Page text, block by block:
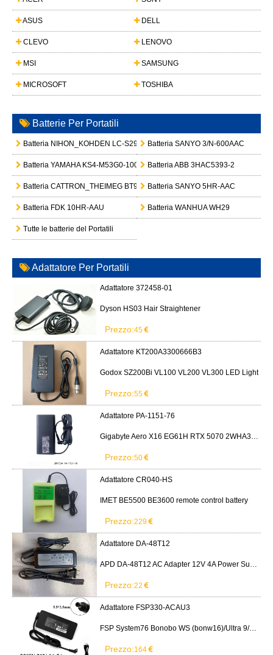
ASUS DELL
CLEVO LENOVO
MSI SAMSUNG
MICROSOFT TOSHIBA
Batterie Per Portatili
Batteria NIHON_KOHDEN LC-S2912NKBatteria SANYO 3/N-600AAC
Batteria YAMAHA KS4-M53G0-100 Batteria ABB 3HAC5393-2
Batteria CATTRON_THEIMEG BT923-00116Batteria SANYO 5HR-AAC
Batteria FDK 10HR-AAU Batteria WANHUA WH29
Tutte le batterie del Portatili
Adattatore Per Portatili
Adattatore 372458-01
Dyson HS03 Hair Straightener
Prezzo:45
Adattatore KT200A3300666B3
Godox SZ200Bi VL100 VL200 VL300 LED Light
Prezzo:55
Adattatore PA-1151-76
Gigabyte Aero X16 EG61H RTX 5070 2WHA3USC64AH LITEON PA-1151-76 150W adapter
Prezzo:50
Adattatore CR040-HS
IMET BE5500 BE3600 remote control battery
Prezzo:229
Adattatore DA-48T12
APD DA-48T12 AC Adapter 12V 4A Power Supply Cord
Prezzo:22
Adattatore FSP330-ACAU3
FSP System76 Bonobo WS (bonw16)/Ultra 9/RTX5090
Prezzo:164